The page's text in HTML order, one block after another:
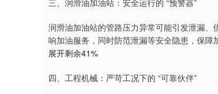
三、润滑油加油站：安全运行的 “预警器”
润滑油加油站的管路压力异常可能引发泄漏
响加油服务，同时防范泄漏等安全隐患，保障
展开剩余41%
四、工程机械：严苛工况下的 “可靠伙伴”